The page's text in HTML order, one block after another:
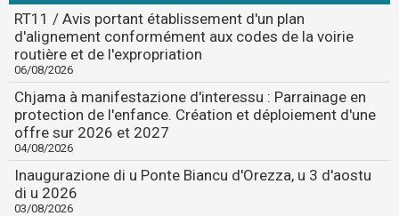
RT11 / Avis portant établissement d'un plan
d'alignement conformément aux codes de la voirie
routière et de l'expropriation
06/08/2026
Chjama à manifestazione d'interessu : Parrainage en
protection de l'enfance. Création et déploiement d'une
offre sur 2026 et 2027
04/08/2026
Inaugurazione di u Ponte Biancu d'Orezza, u 3 d'aostu
di u 2026
03/08/2026